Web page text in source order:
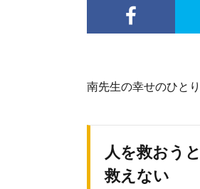
南先生の幸せのひと
人を救おう
救えない